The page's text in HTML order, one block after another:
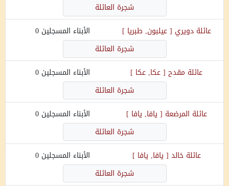
شجرة العائلة
عائلةدويري [ عيلبون, طبريا ] الأبناء المسجلين 0
شجرة العائلة
عائلة مقدح [عكا, عكا ] الأبناء المسجلين 0
شجرة العائلة
عائلة المرضعة [ يافا, يافا ] الأبناء المسجلين 0
شجرة العائلة
عائلةخالد [ يافا, يافا ] الأبناء المسجلين 0
شجرة العائلة